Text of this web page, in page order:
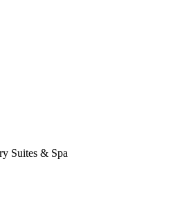
Suites & Spa